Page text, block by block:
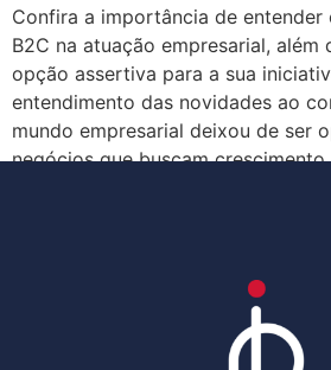
Confira a importância de entender
B2C na atuação empresarial, além
opção assertiva para a sua
entendimento das novidades ao
mundo empresarial deixou de ser
negócios que buscam